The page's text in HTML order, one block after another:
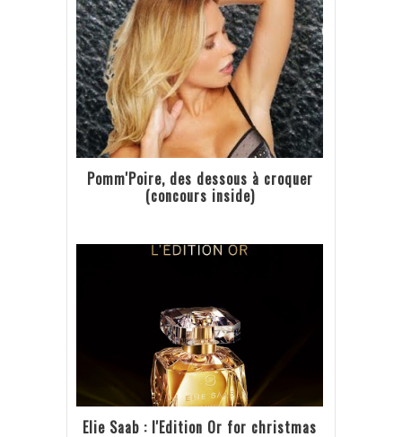
Pomm'Poire, des dessous à croquer
(concours inside)
Elie Saab : l'Edition Or for christmas